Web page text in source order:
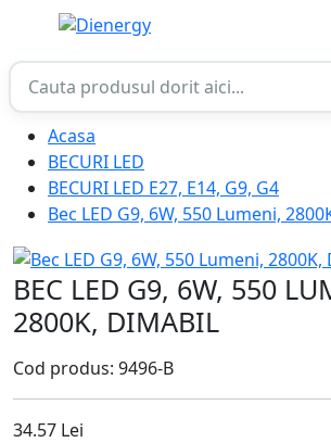
Acasa
BECURI LED
BECURI LED E27, E14, G9, G4
Bec LED G9, 6W, 550 Lumeni,
BEC LED G9, 6W, 550
2800K, DIMABIL
Cod produs: 9496-B
34.57 Lei